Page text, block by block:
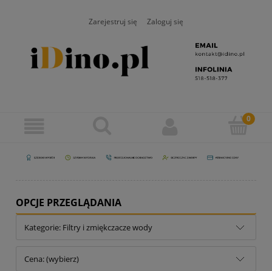
Zarejestruj się Zaloguj się
OPCJE PRZEGLĄDANIA
Kategorie: Filtry i zmiękczacze wody
Cena: (wybierz)